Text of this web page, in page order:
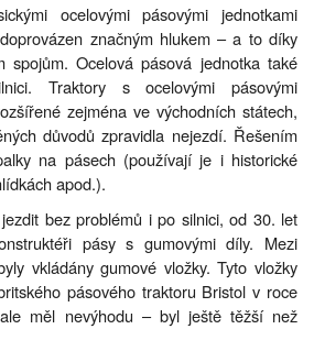
ocelovými pásovými jednotkami
značným hlukem – a to díky
spojům. Ocelová pásová jednotka také
Traktory s ocelovými pásovými
zejména ve východních státech,
důvodů zpravidla nejezdí. Řešením
na pásech (používají je i historické
apod.).
bez problémů i po silnici, od 30. let
pásy s gumovými díly. Mezi
vkládány gumové vložky. Tyto vložky
pásového traktoru Bristol v roce
měl nevýhodu – byl ještě těžší než